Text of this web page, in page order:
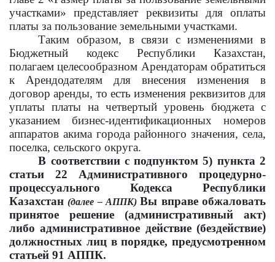
участками» представляет реквизиты для оплаты
платы за пользование земельными участками.
Таким образом, в связи с изменениями в
Бюджетный кодекс Республики Казахстан,
полагаем целесообразном Арендаторам обратиться
к Арендодателям для внесения изменения в
договор аренды, то есть изменения реквизитов для
уплаты платы на четвертый уровень бюджета с
указанием бизнес-идентификационных номеров
аппаратов акима города районного значения, села,
поселка, сельского округа.
В соответствии с подпунктом 5) пункта 2
статьи 22 Административного процедурно-
процессуального Кодекса Республики
Казахстан(далее – АППК) Вы вправе обжаловать
принятое решение (административный акт)
либо административное действие (бездействие)
должностных лиц в порядке, предусмотренном
статьей 91 АППК.